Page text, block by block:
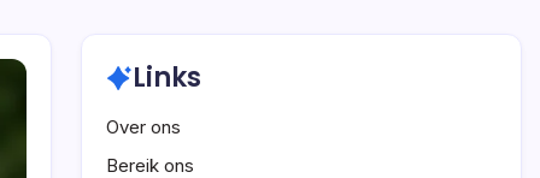
Links
Over ons
Bereik ons